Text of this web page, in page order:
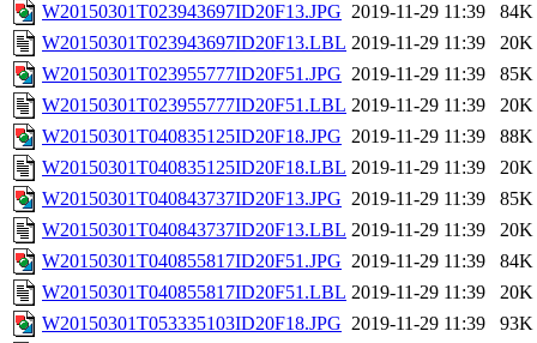
W20150301T023943697ID20F13.JPG 2019-11-29 11:39
84K
W20150301T023943697ID20F13.LBL 2019-11-29 11:39
20K
W20150301T023955777ID20F51.JPG 2019-11-29 11:39
85K
W20150301T023955777ID20F51.LBL 2019-11-29 11:39
20K
W20150301T040835125ID20F18.JPG 2019-11-29 11:39
88K
W20150301T040835125ID20F18.LBL 2019-11-29 11:39
20K
W20150301T040843737ID20F13.JPG 2019-11-29 11:39
85K
W20150301T040843737ID20F13.LBL 2019-11-29 11:39
20K
W20150301T040855817ID20F51.JPG 2019-11-29 11:39
84K
W20150301T040855817ID20F51.LBL 2019-11-29 11:39
20K
W20150301T053335103ID20F18.JPG 2019-11-29 11:39
93K